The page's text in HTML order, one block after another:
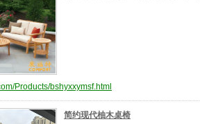
Products/bshyxxymsf.html
简约现代柚木桌椅